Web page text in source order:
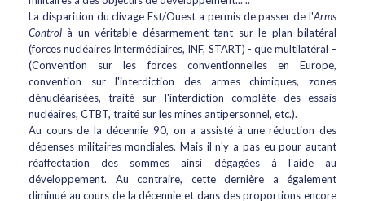
La disparition du clivage Est/Ouest a permis de passer de l'Arms
Control à un véritable désarmement tant sur le plan bilatéral
(forces nucléaires Intermédiaires, INF, START) - que multilatéral –
(Convention sur les forces conventionnelles en Europe,
convention sur l'interdiction des armes chimiques, zones
dénucléarisées, traité sur l'interdiction complète des essais
nucléaires, CTBT, traité sur les mines antipersonnel, etc.).
Au cours de la décennie 90, on a assisté à une réduction des
dépenses militaires mondiales. Mais il n'y a pas eu pour autant
réaffectation des sommes ainsi dégagées à l'aide au
développement. Au contraire, cette dernière a également
diminué au cours de la décennie et dans des proportions encore